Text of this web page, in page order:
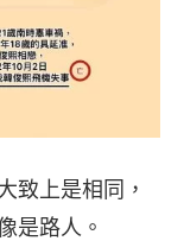
致上是相同，
是路人。